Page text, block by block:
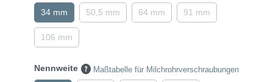
34 mm 50,5 mm 64 mm 91 mm
106 mm
Nennweite Maßtabelle für Milchrohrverschraubungen